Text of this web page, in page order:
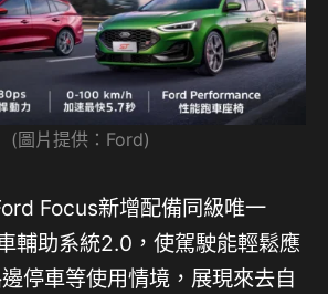
(圖片提供：Ford)
Focus新增配備同級唯一
輔助系統2.0，使駕駛能輕鬆應
停車等使用情境，展現來去自